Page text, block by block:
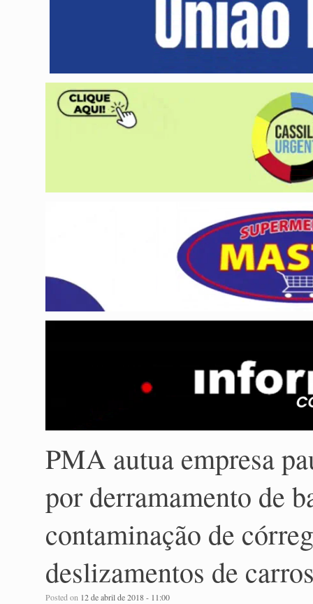
PMA autua empresa
por derramamento de
contaminação de
deslizamentos de
Posted on 12 de abril de 2018 - 11:00